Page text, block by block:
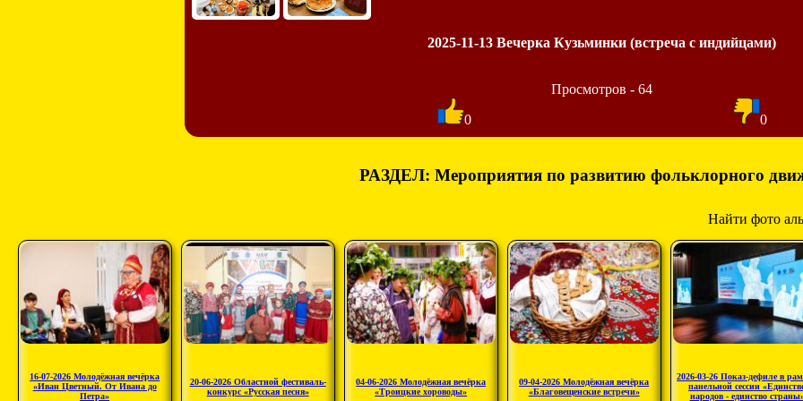
2025-11-13 Вечерка Кузьминки (встреча с индийцами)
Просмотров - 64
0
0
РАЗДЕЛ: Мероприятия по развитию фольклорного
Найти фото
16-07-2026 Молодёжная вечёрка
«Иван Цветный. От Ивана до
Петра»
20-06-2026 Областной фестиваль-
конкурс «Русская песня»
04-06-2026 Молодёжная вечёрка
«Троицкие хороводы»
09-04-2026 Молодёжная вечёрка
«Благовещенские встречи»
2026-03-26 Показ-дефиле в
панельной сессии
народов - единство